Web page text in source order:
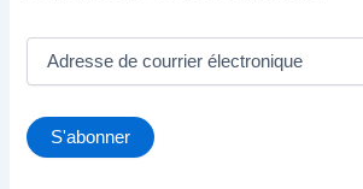
e
s
S'abonner